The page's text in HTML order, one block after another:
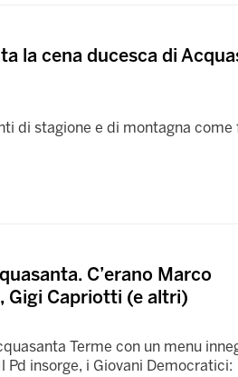
la cena ducesca di
di stagione e di montagna come
C’erano Marco
Gigi Capriotti (e altri)
Terme con un menu
insorge, i Giovani Democratici: